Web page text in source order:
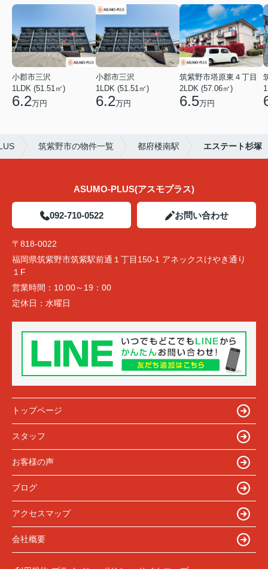
小郡市三沢
1LDK (51.51㎡)
6.2万円
小郡市三沢
1LDK (51.51㎡)
6.2万円
筑紫野市塔原東４丁目
2LDK (57.06㎡)
6.5万円
筑紫野市の物件一覧 都府楼南駅 エステート杉塚
ASUMO-PLUS(アスモプラス)
092-710-0522 お問い合わせ
〒818-0022
福岡県筑紫野市筑紫駅前通１丁目150-1 アネックスけやき通り
１F
営業時間： 10:00～19：00
定休日： 水曜日
トップページ
スタッフ
お客様の声
ブログ
アクセスマップ
会社概要